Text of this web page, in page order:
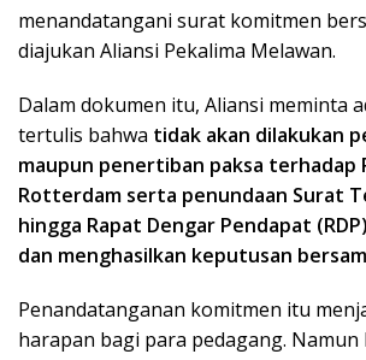
menandatangani surat komitmen
diajukan Aliansi Pekalima Melawan.
Dalam dokumen itu, Aliansi meminta
tertulis bahwa tidak akan dilakukan
maupun penertiban paksa terhadap
Rotterdam serta penundaan Surat
hingga Rapat Dengar Pendapat
dan menghasilkan keputusan
Penandatanganan komitmen itu
harapan bagi para pedagang. Namun